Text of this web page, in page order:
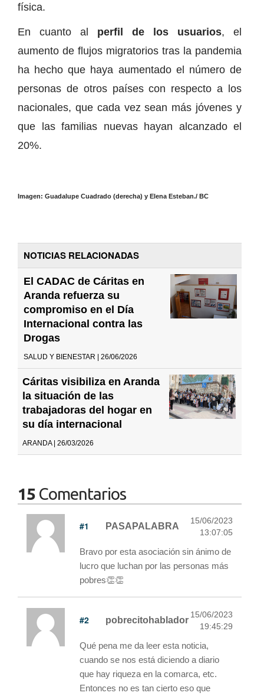
física.
En cuanto al perfil de los usuarios, el
aumento de flujos migratorios tras la pandemia
ha hecho que haya aumentado el número de
personas de otros países con respecto a los
nacionales, que cada vez sean más jóvenes y
que las familias nuevas hayan alcanzado el
20%.
Imagen: Guadalupe Cuadrado (derecha) y Elena Esteban./ BC
NOTICIAS RELACIONADAS
El CADAC de Cáritas en
Aranda refuerza su
compromiso en el Día
Internacional contra las
Drogas
SALUD Y BIENESTAR | 26/06/2026
Cáritas visibiliza en Aranda
la situación de las
trabajadoras del hogar en
su día internacional
ARANDA | 26/03/2026
15 Comentarios
#1 PASAPALABRA
15/06/2023
13:07:05
Bravo por esta asociación sin ánimo de
lucro que luchan por las personas más
pobres👏👏
#2 pobrecitohablador
15/06/2023
19:45:29
Qué pena me da leer esta noticia,
cuando se nos está diciendo a diario
que hay riqueza en la comarca, etc.
Entonces no es tan cierto eso que